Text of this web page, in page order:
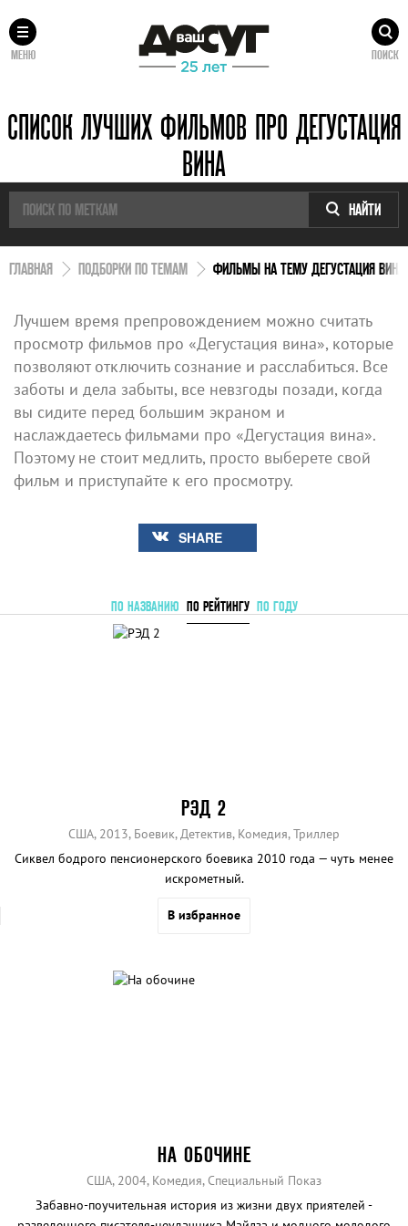
МЕНЮ ПОИСК
СПИСОК ЛУЧШИХ ФИЛЬМОВ ПРО ДЕГУСТАЦИЯ
ВИНА
НАЙТИ
ГЛАВНАЯ ПОДБОРКИ ПО ТЕМАМ ФИЛЬМЫ НА ТЕМУ ДЕГУСТАЦИЯ ВИНА
Лучшем время препровождением можно считать
просмотр фильмов про «Дегустация вина», которые
позволяют отключить сознание и расслабиться. Все
заботы и дела забыты, все невзгоды позади, когда
вы сидите перед большим экраном и
наслаждаетесь фильмами про «Дегустация вина».
Поэтому не стоит медлить, просто выберете свой
фильм и приступайте к его просмотру.
SHARE
ПО НАЗВАНИЮ ПО РЕЙТИНГУ ПО ГОДУ
РЭД 2
США, 2013, Боевик, Детектив, Комедия, Триллер
Сиквел бодрого пенсионерского боевика 2010 года — чуть менее
искрометный.
В избранное
НА ОБОЧИНЕ
США, 2004, Комедия, Специальный Показ
Забавно-поучительная история из жизни двух приятелей -